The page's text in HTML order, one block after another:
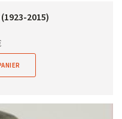
2015)